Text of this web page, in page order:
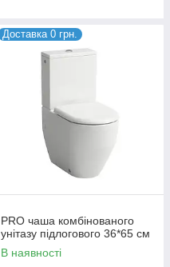
Доставка 0 грн.
PRO чаша комбінованого
унітазу підлогового 36*65 см
В наявності